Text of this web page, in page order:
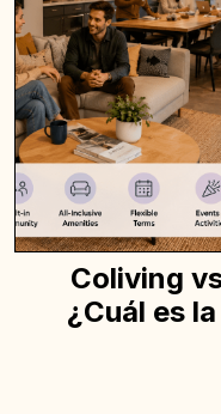
Coliving
¿Cuál es